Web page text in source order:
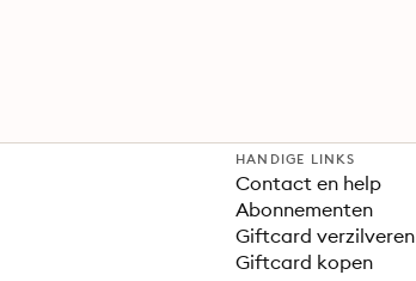
HANDIGE LINKS
Contact en help
Abonnementen
Giftcard verzilveren
Giftcard kopen